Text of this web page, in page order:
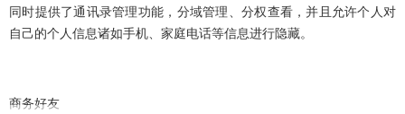
同时提供了通讯录管理功能，分域管理、分权查看，并且允许个人对
自己的个人信息诸如手机、家庭电话等信息进行隐藏。
商务好友